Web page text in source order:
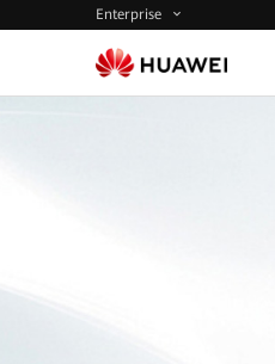
Enterprise